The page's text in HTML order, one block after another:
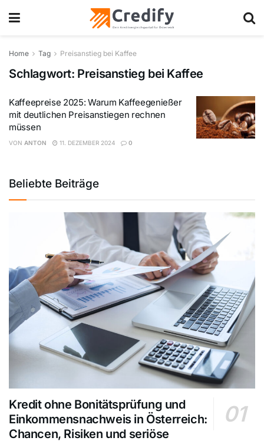
Home Tag Preisanstieg bei Kaffee
Schlagwort: Preisanstieg bei Kaffee
Kaffeepreise 2025: Warum Kaffeegenießer
mit deutlichen Preisanstiegen rechnen
müssen
VON ANTON 11. DEZEMBER 2024 0
Beliebte Beiträge
Kredit ohne Bonitätsprüfung und
Einkommensnachweis in Österreich:
Chancen, Risiken und seriöse